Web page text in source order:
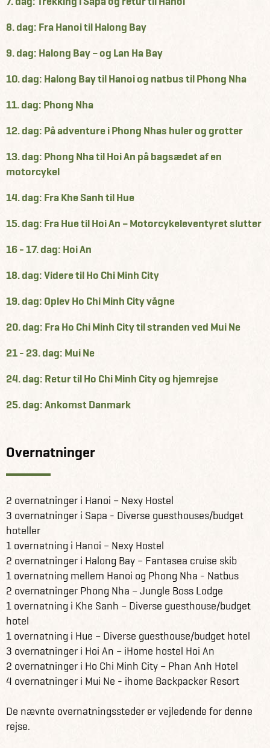
8. dag: Fra Hanoi til Halong Bay
9. dag: Halong Bay – og Lan Ha Bay
10. dag: Halong Bay til Hanoi og natbus til Phong Nha
11. dag: Phong Nha
12. dag: På adventure i Phong Nhas huler og grotter
13. dag: Phong Nha til Hoi An på bagsædet af en
motorcykel
14. dag: Fra Khe Sanh til Hue
15. dag: Fra Hue til Hoi An – Motorcykeleventyret slutter
16 - 17. dag: Hoi An
18. dag: Videre til Ho Chi Minh City
19. dag: Oplev Ho Chi Minh City vågne
20. dag: Fra Ho Chi Minh City til stranden ved Mui Ne
21 - 23. dag: Mui Ne
24. dag: Retur til Ho Chi Minh City og hjemrejse
25. dag: Ankomst Danmark
Overnatninger
2 overnatninger i Hanoi – Nexy Hostel
3 overnatninger i Sapa - Diverse guesthouses/budget
hoteller
1 overnatning i Hanoi – Nexy Hostel
2 overnatninger i Halong Bay – Fantasea cruise skib
1 overnatning mellem Hanoi og Phong Nha - Natbus
2 overnatninger Phong Nha – Jungle Boss Lodge
1 overnatning i Khe Sanh – Diverse guesthouse/budget
hotel
1 overnatning i Hue – Diverse guesthouse/budget hotel
3 overnatninger i Hoi An – iHome hostel Hoi An
2 overnatninger i Ho Chi Minh City – Phan Anh Hotel
4 overnatninger i Mui Ne - ihome Backpacker Resort
De nævnte overnatningssteder er vejledende for denne
rejse.